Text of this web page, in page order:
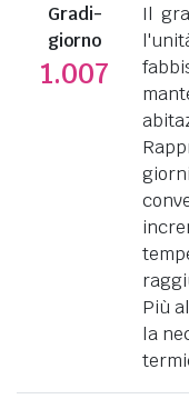
Gradi-
giorno
1.007
Il
Più
la